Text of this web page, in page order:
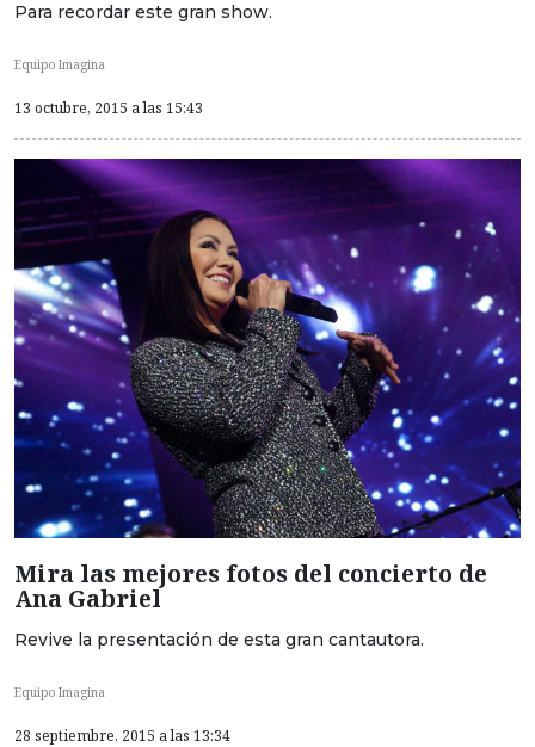
Para recordar este gran show.
Equipo Imagina
13 octubre, 2015 a las 15:43
Mira las mejores fotos del concierto de
Ana Gabriel
Revive la presentación de esta gran cantautora.
Equipo Imagina
28 septiembre, 2015 a las 13:34